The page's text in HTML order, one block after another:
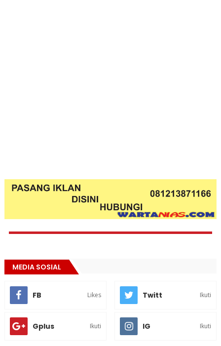
MEDIA SOSIAL
FB Likes Twitt Ikuti
Gplus Ikuti IG Ikuti